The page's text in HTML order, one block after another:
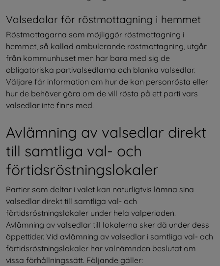
Valsedalar för röstmottagning i hemmet
Röstmottagarna som möjliggör röstmottagning i
hemmet, så kallad ambulerande röstmottagning, utgår
från kommunhuset men har bara med sig de
obligatoriska partivalsedlarna och blanka valsedlar.
Väljare får information om hur de kan personrösta eller
hur de behöver göra om de vill rösta på ett parti vars
valsedlar inte finns med.
Avlämning av valsedlar direkt
till samtliga val- och
förtidsröstningslokaler
Partier som deltar i valet kan naturligtvis lämna sina
valsedlar direkt till samtliga val- och
förtidsröstningslokaler under hela valperioden.
Avlämning av valsedlar till lokalerna sker då under dess
öppettider. Vid avlämning av valsedlar i samtliga val- och
förtidsröstningslokaler har valnämnden beslutat om
vissa förhållningssätt. Följande gäller: